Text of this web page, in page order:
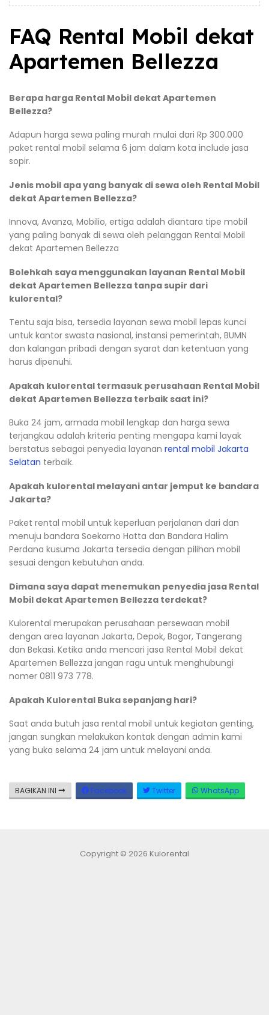
FAQ Rental Mobil dekat
Apartemen Bellezza
Berapa harga Rental Mobil dekat Apartemen
Bellezza?
Adapun harga sewa paling murah mulai dari Rp 300.000
paket rental mobil selama 6 jam dalam kota include jasa
sopir.
Jenis mobil apa yang banyak di sewa oleh Rental Mobil
dekat Apartemen Bellezza?
Innova, Avanza, Mobilio, ertiga adalah diantara tipe mobil
yang paling banyak di sewa oleh pelanggan Rental Mobil
dekat Apartemen Bellezza
Bolehkah saya menggunakan layanan Rental Mobil
dekat Apartemen Bellezza tanpa supir dari
kulorental?
Tentu saja bisa, tersedia layanan sewa mobil lepas kunci
untuk kantor swasta nasional, instansi pemerintah, BUMN
dan kalangan pribadi dengan syarat dan ketentuan yang
harus dipenuhi.
Apakah kulorental termasuk perusahaan Rental Mobil
dekat Apartemen Bellezza terbaik saat ini?
Buka 24 jam, armada mobil lengkap dan harga sewa
terjangkau adalah kriteria penting mengapa kami layak
berstatus sebagai penyedia layanan rental mobil Jakarta
Selatan terbaik.
Apakah kulorental melayani antar jemput ke bandara
Jakarta?
Paket rental mobil untuk keperluan perjalanan dari dan
menuju bandara Soekarno Hatta dan Bandara Halim
Perdana kusuma Jakarta tersedia dengan pilihan mobil
sesuai dengan kebutuhan anda.
Dimana saya dapat menemukan penyedia jasa Rental
Mobil dekat Apartemen Bellezza terdekat?
Kulorental merupakan perusahaan persewaan mobil
dengan area layanan Jakarta, Depok, Bogor, Tangerang
dan Bekasi. Ketika anda mencari jasa Rental Mobil dekat
Apartemen Bellezza jangan ragu untuk menghubungi
nomer 0811 973 778.
Apakah Kulorental Buka sepanjang hari?
Saat anda butuh jasa rental mobil untuk kegiatan genting,
jangan sungkan melakukan kontak dengan admin kami
yang buka selama 24 jam untuk melayani anda.
BAGIKAN INI Facebook Twitter WhatsApp
Copyright © 2026 Kulorental